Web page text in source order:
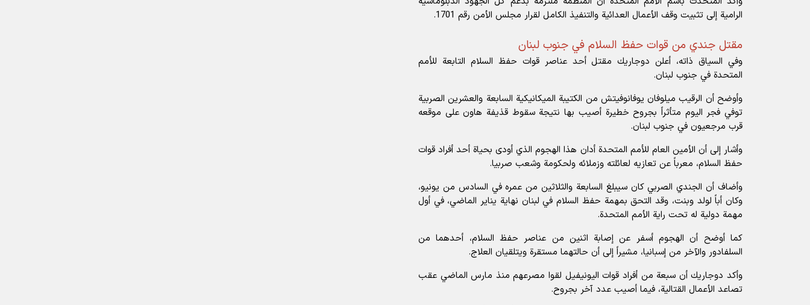
الرامية إلى تثبيت وقف الأعمال العدائية والتنفيذ الكامل لقرار مجلس الأمن رقم 1701.
مقتل جندي من قوات حفظ السلام في جنوب لبنان
وفي السياق ذاته، أعلن دوجاريك مقتل أحد عناصر قوات حفظ السلام التابعة للأمم
المتحدة في جنوب لبنان.
وأوضح أن الرقيب ميلوفان يوفانوفيتش من الكتيبة الميكانيكية السابعة والعشرين الصربية
توفي فجر اليوم متأثراً بجروح خطيرة أصيب بها نتيجة سقوط قذيفة هاون على موقعه
قرب مرجعيون في جنوب لبنان.
وأشار إلى أن الأمين العام للأمم المتحدة أدان هذا الهجوم الذي أودى بحياة أحد أفراد قوات
حفظ السلام، معرباً عن تعازيه لعائلته وزملائه ولحكومة وشعب صربيا.
وأضاف أن الجندي الصربي كان سيبلغ السابعة والثلاثين من عمره في السادس من يونيو،
وكان أباً لولد وبنت، وقد التحق بمهمة حفظ السلام في لبنان نهاية يناير الماضي، في أول
مهمة دولية له تحت راية الأمم المتحدة.
كما أوضح أن الهجوم أسفر عن إصابة اثنين من عناصر حفظ السلام، أحدهما من
السلفادور والآخر من إسبانيا، مشيراً إلى أن حالتهما مستقرة ويتلقيان العلاج.
وأكد دوجاريك أن سبعة من أفراد قوات اليونيفيل لقوا مصرعهم منذ مارس الماضي عقب
تصاعد الأعمال القتالية، فيما أصيب عدد آخر بجروح.